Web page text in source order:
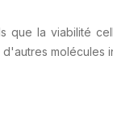
que la viabilité
molécules